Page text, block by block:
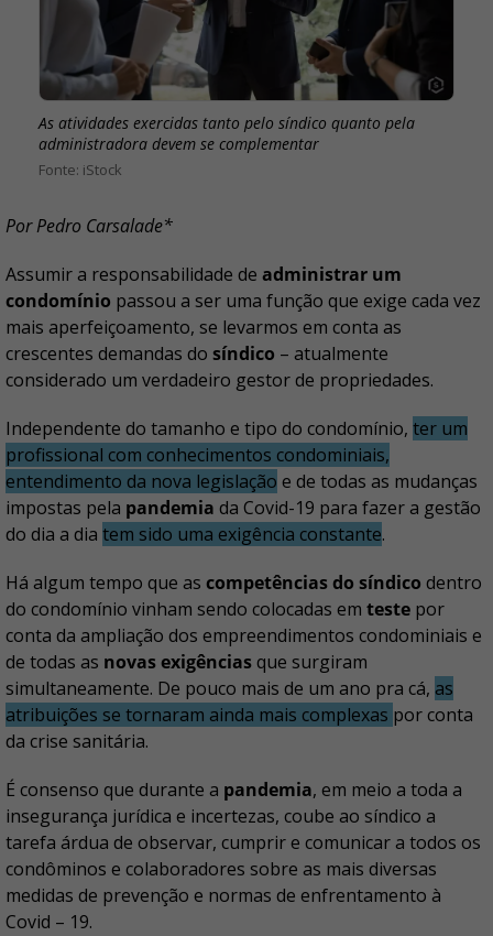
As atividades exercidas tanto pelo síndico quanto pela
administradora devem se complementar
iStock
Por Pedro Carsalade*
Assumir a responsabilidade de administrar um
condomínio passou a ser uma função que exige cada vez
mais aperfeiçoamento, se levarmos em conta as
crescentes demandas do síndico – atualmente
considerado um verdadeiro gestor de propriedades.
Independente do tamanho e tipo do condomínio, ter um
profissional com conhecimentos condominiais,
entendimento da nova legislação e de todas as mudanças
impostas pela pandemia da Covid-19 para fazer a gestão
do dia a dia tem sido uma exigência constante.
Há algum tempo que as competências do síndico dentro
do condomínio vinham sendo colocadas em teste por
conta da ampliação dos empreendimentos condominiais e
de todas as novas exigênciasque surgiram
simultaneamente. De pouco mais de um ano pra cá, as
atribuições se tornaram ainda mais complexas por conta
da crise sanitária.
É consenso que durante a pandemia, em meio a toda a
insegurança jurídica e incertezas, coube ao síndico a
tarefa árdua de observar, cumprir e comunicar a todos os
condôminos e colaboradores sobre as mais diversas
medidas de prevenção e normas de enfrentamento à
Covid – 19.